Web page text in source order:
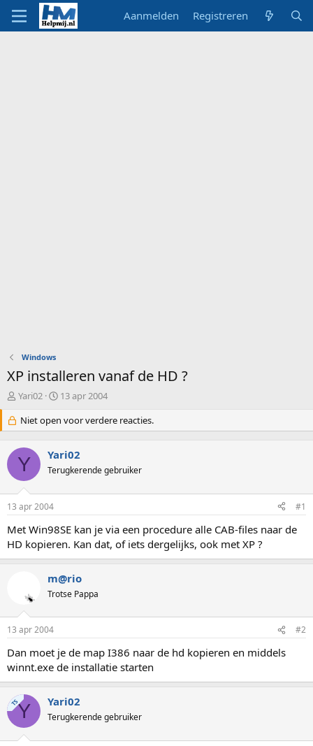
Aanmelden Registreren
Windows
XP installeren vanaf de HD ?
O
d
e
r
w
r
p
s
a
r
t
Yari02
S
a
r
d
a
u
13 apr 2004
Niet open voor verdere reacties.
Y Yari02
Terugkerende gebruiker
13 apr 2004 #1
Met Win98SE kan je via een procedure alle CAB-files naar de
HD kopieren. Kan dat, of iets dergelijks, ook met XP ?
m@rio
Trotse Pappa
13 apr 2004 #2
Dan moet je de map I386 naar de hd kopieren en middels
winnt.exe de installatie starten
TSY Yari02
Terugkerende gebruiker